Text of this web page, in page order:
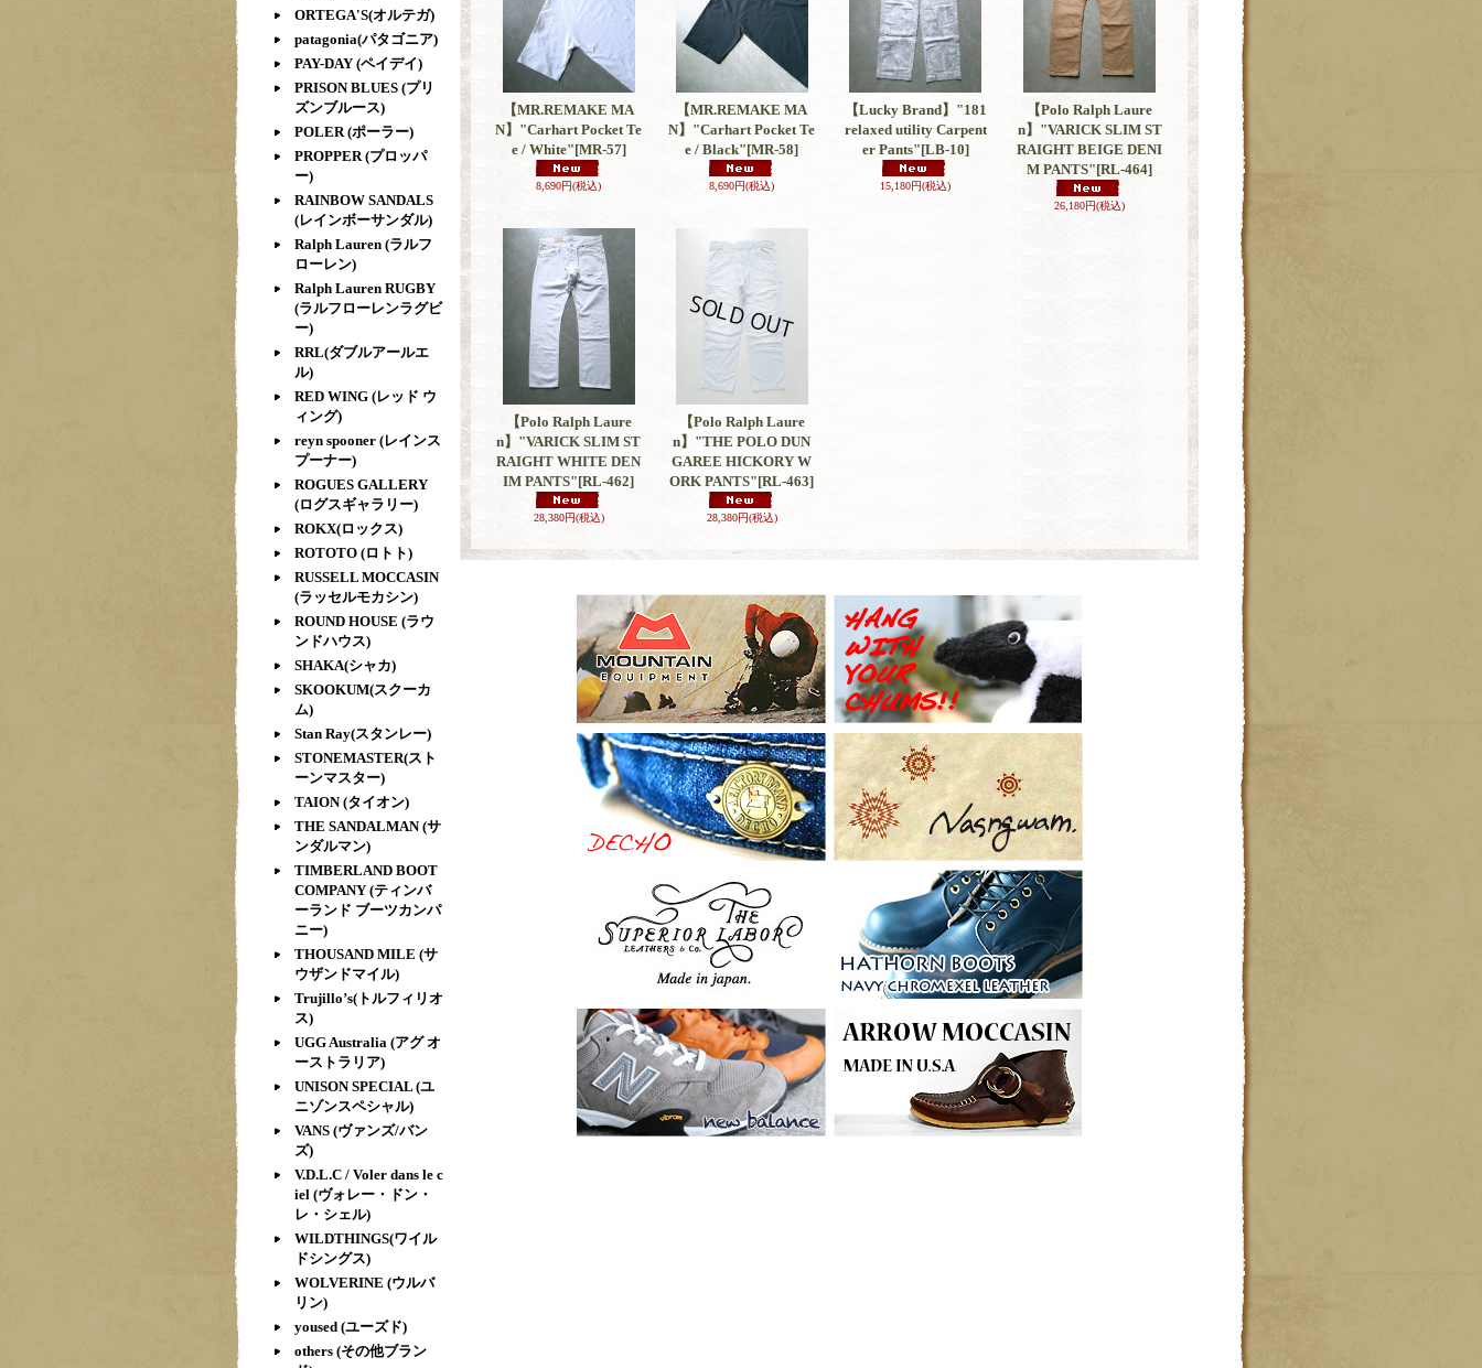
ORTEGA'S(オルテガ)
patagonia(パタゴニア)
PAY-DAY (ペイデイ)
PRISON BLUES (プリ
ズンブルース)
POLER (ポーラー)
PROPPER (プロッパ
ー)
RAINBOW SANDALS
(レインボーサンダル)
Ralph Lauren (ラルフ
ローレン)
Ralph Lauren RUGBY
(ラルフローレンラグビ
ー)
RRL(ダブルアールエ
ル)
RED WING (レッド ウ
ィング)
reyn spooner (レインス
プーナー)
ROGUES GALLERY
(ログスギャラリー)
ROKX(ロックス)
ROTOTO (ロトト)
RUSSELL MOCCASIN
(ラッセルモカシン)
ROUND HOUSE (ラウ
ンドハウス)
SHAKA(シャカ)
SKOOKUM(スクーカ
ム)
Stan Ray(スタンレー)
STONEMASTER(スト
ーンマスター)
TAION (タイオン)
THE SANDALMAN (サ
ンダルマン)
TIMBERLAND BOOT
COMPANY (ティンバ
ーランド ブーツカンパ
ニー)
THOUSAND MILE (サ
ウザンドマイル)
Trujillo’s(トルフィリオ
ス)
UGG Australia (アグ オ
ーストラリア)
UNISON SPECIAL (ユ
ニゾンスペシャル)
VANS (ヴァンズ/バン
ズ)
V.D.L.C / Voler dans le c
iel (ヴォレー・ドン・
レ・シェル)
WILDTHINGS(ワイル
ドシングス)
WOLVERINE (ウルバ
リン)
yoused (ユーズド)
others (その他ブラン
【MR.REMAKE MA
N】"Carhart Pocket Te
e / White"[MR-57]
8,690円(税込)
【MR.REMAKE MA
N】"Carhart Pocket Te
e / Black"[MR-58]
8,690円(税込)
【Lucky Brand】"181
relaxed utility Carpent
er Pants"[LB-10]
15,180円(税込)
【Polo Ralph Laure
n】"VARICK SLIM ST
RAIGHT BEIGE DENI
M PANTS"[RL-464]
26,180円(税込)
【Polo Ralph Laure
n】"VARICK SLIM ST
RAIGHT WHITE DEN
IM PANTS"[RL-462]
28,380円(税込)
【Polo Ralph Laure
n】"THE POLO DUN
GAREE HICKORY W
ORK PANTS"[RL-463]
28,380円(税込)